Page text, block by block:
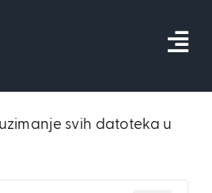
svih datoteka u